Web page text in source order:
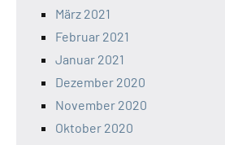
März 2021
Februar 2021
Januar 2021
Dezember 2020
November 2020
Oktober 2020